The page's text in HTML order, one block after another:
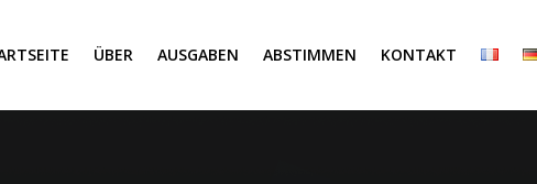
ÜBER AUSGABEN ABSTIMMEN KONTAKT